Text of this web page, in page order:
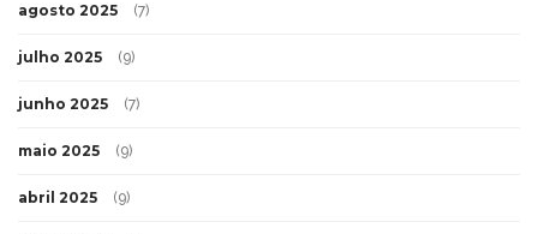
agosto 2025 (7)
julho 2025 (9)
junho 2025 (7)
maio 2025 (9)
abril 2025 (9)